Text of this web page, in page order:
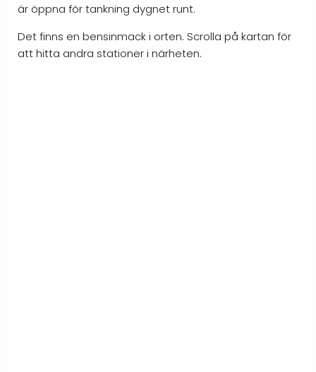
är öppna för tankning dygnet runt.
Det finns en bensinmack i orten. Scrolla på kartan för
att hitta andra stationer i närheten.